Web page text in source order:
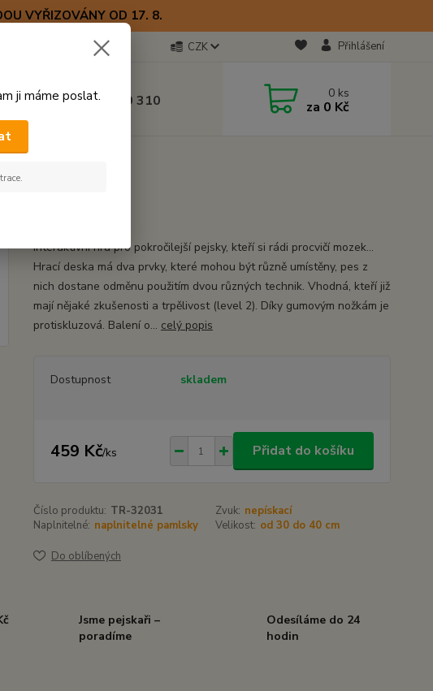
VYŘIZOVÁNY OD 17. 8.
CZK Přihlášení
(+420) 723 770 310 0 ks
za 0 Kč
Interaktivní hra pro pokročilejší pejsky, kteří si rádi procvičí mozek...
Hrací deska má dva prvky, které mohou být různě umístěny, pes z
nich dostane odměnu použitím dvou různých technik. Vhodná, kteří již
mají nějaké zkušenosti a trpělivost (level 2). Díky gumovým nožkám je
protiskluzová. Balení o... celý popis
Dostupnost skladem
459 Kč/ks Přidat do košíku
Číslo produktu: TR-32031 Zvuk: nepískací
Naplnitelné: naplnitelné pamlsky Velikost: od 30 do 40 cm
Do oblíbených
Jsme pejskaři –
poradíme
Odesíláme do 24
hodin
ji máme poslat.